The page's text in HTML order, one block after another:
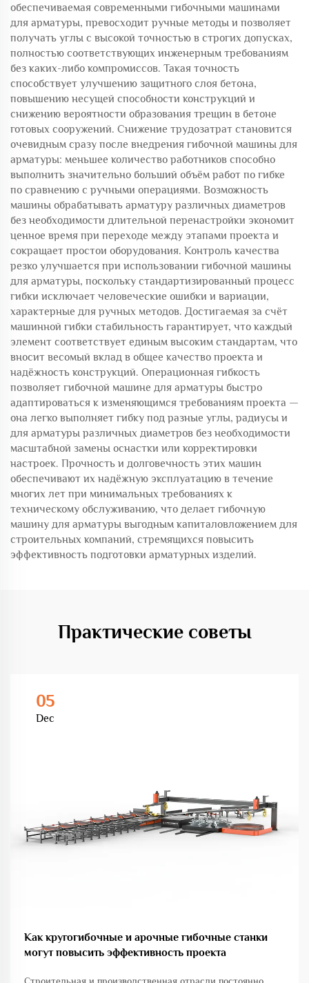
обеспечиваемая современными гибочными машинами
для арматуры, превосходит ручные методы и позволяет
получать углы с высокой точностью в строгих допусках,
полностью соответствующих инженерным требованиям
без каких-либо компромиссов. Такая точность
способствует улучшению защитного слоя бетона,
повышению несущей способности конструкций и
снижению вероятности образования трещин в бетоне
готовых сооружений. Снижение трудозатрат становится
очевидным сразу после внедрения гибочной машины для
арматуры: меньшее количество работников способно
выполнить значительно больший объём работ по гибке
по сравнению с ручными операциями. Возможность
машины обрабатывать арматуру различных диаметров
без необходимости длительной перенастройки экономит
ценное время при переходе между этапами проекта и
сокращает простои оборудования. Контроль качества
резко улучшается при использовании гибочной машины
для арматуры, поскольку стандартизированный процесс
гибки исключает человеческие ошибки и вариации,
характерные для ручных методов. Достигаемая за счёт
машинной гибки стабильность гарантирует, что каждый
элемент соответствует единым высоким стандартам, что
вносит весомый вклад в общее качество проекта и
надёжность конструкций. Операционная гибкость
позволяет гибочной машине для арматуры быстро
адаптироваться к изменяющимся требованиям проекта —
она легко выполняет гибку под разные углы, радиусы и
для арматуры различных диаметров без необходимости
масштабной замены оснастки или корректировки
настроек. Прочность и долговечность этих машин
обеспечивают их надёжную эксплуатацию в течение
многих лет при минимальных требованиях к
техническому обслуживанию, что делает гибочную
машину для арматуры выгодным капиталовложением для
строительных компаний, стремящихся повысить
эффективность подготовки арматурных изделий.
Практические советы
05
Dec
Как кругогибочные и арочные гибочные станки
могут повысить эффективность проекта